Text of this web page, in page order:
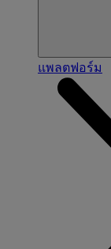
แพลตฟอร์ม